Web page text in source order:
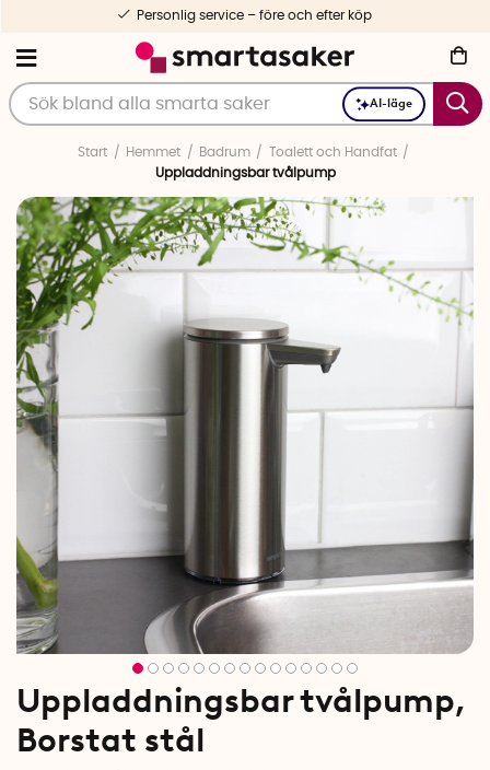
AI-läge
Personlig service – före och efter köp
Start Hemmet Badrum
Toalett och Handfat
Uppladdningsbar tvålpump
Uppladdningsbar tvålpump,
Borstat stål